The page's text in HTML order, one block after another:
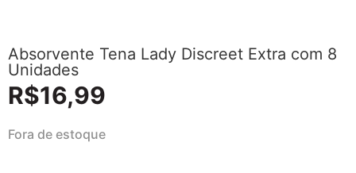
Absorvente Tena Lady Discreet Extra com 8
Unidades
R$16,99
Fora de estoque